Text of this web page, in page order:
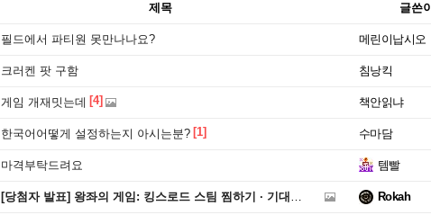
제목 글쓴이
필드에서 파티원 못만나나요? 메린이납시오
크러켄 팟 구함 침낭킥
게임 개재밋는데 [4] 책안읽냐
한국어어떻게 설정하는지 아시는분? [1] 수마담
마격부탁드려요 템빨
[당첨자 발표] 왕좌의 게임: 킹스로드 스팀 찜하기 · 기대평 댓글 이벤트 당첨자 안내 Rokah